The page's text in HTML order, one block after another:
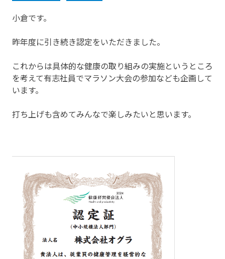
小倉です。
昨年度に引き続き認定をいただきました。
これからは具体的な健康の取り組みの実施というところ
を考えて有志社員でマラソン大会の参加なども企画して
います。
打ち上げも含めてみんなで楽しみたいと思います。